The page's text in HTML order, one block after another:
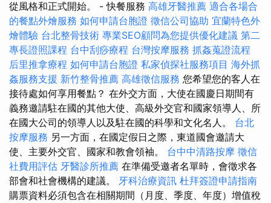
從風格和正式開始。 - 快餐服務 高雄牙醫推薦 適合各場合
的餐點外燴服務 如何申請台胞證 徵信公司協助 宜蘭特色外
燴體驗 台北整骨技術 專業SEO顧問為您提供優化建議 第二
專長證照課程 台中刮痧療程 台灣按摩服務 抓姦蒐證流程
后里推拿療程 如何申請台胞證 私家偵探社服務項目 海外抓
姦服務支援 新竹整骨推薦 高雄徵信服務 您希望您的客人在
接待處如何享用餐點？ 在外交方面，大使在國慶日期間有
義務邀請駐在國的其他大使、高級外交官和國家領導人、所
在國大公司的領導人以及駐在國的科學和文化名人。 台北
按摩服務 另一方面，在國定假日之際，東道國會邀請大
使、主要外交官、國家和教會領袖。 台中中清路按摩 徵信
社費用評估 牙醫診所推薦 在準備受邀者名單時，會徵求各
部會和社會機構的建議。 牙科治療資訊 杜拜簽證申請指南
購票資料必須包含在相關期間（月度、季度、年度）增值稅